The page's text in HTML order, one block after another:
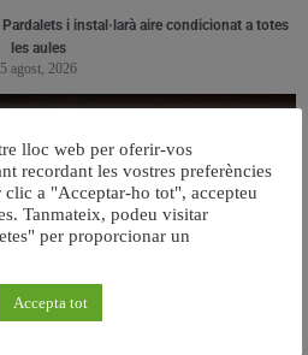
i instal·larà aire condicionat a totes
les aules
5 agost, 2026
lloc web per oferir-vos
recordant les vostres preferències
a "Acceptar-ho tot", accepteu
Tanmateix, podeu visitar
per proporcionar un
Accepta tot